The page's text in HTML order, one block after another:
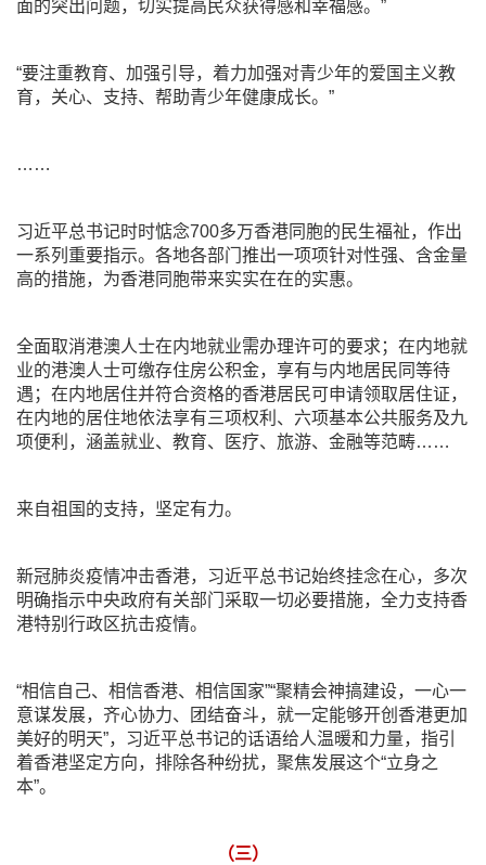
面的突出问题，切实提高民众获得感和幸福感。”
“要注重教育、加强引导，着力加强对青少年的爱国主义教
育，关心、支持、帮助青少年健康成长。”
……
习近平总书记时时惦念700多万香港同胞的民生福祉，作出
一系列重要指示。各地各部门推出一项项针对性强、含金量
高的措施，为香港同胞带来实实在在的实惠。
全面取消港澳人士在内地就业需办理许可的要求；在内地就
业的港澳人士可缴存住房公积金，享有与内地居民同等待
遇；在内地居住并符合资格的香港居民可申请领取居住证，
在内地的居住地依法享有三项权利、六项基本公共服务及九
项便利，涵盖就业、教育、医疗、旅游、金融等范畴……
来自祖国的支持，坚定有力。
新冠肺炎疫情冲击香港，习近平总书记始终挂念在心，多次
明确指示中央政府有关部门采取一切必要措施，全力支持香
港特别行政区抗击疫情。
“相信自己、相信香港、相信国家”“聚精会神搞建设，一心一
意谋发展，齐心协力、团结奋斗，就一定能够开创香港更加
美好的明天”，习近平总书记的话语给人温暖和力量，指引
着香港坚定方向，排除各种纷扰，聚焦发展这个“立身之
本”。
（三）